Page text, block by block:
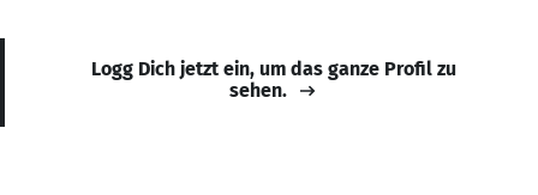
Logg Dich jetzt ein, um das ganze Profil zu
sehen.